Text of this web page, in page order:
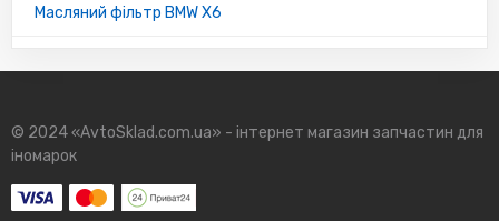
Масляний фільтр BMW X6
© 2024 «AvtoSklad.com.ua» - інтернет магазин запчастин для
іномарок